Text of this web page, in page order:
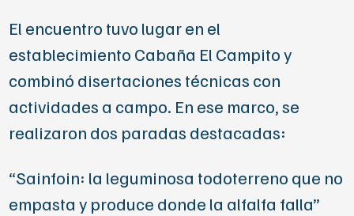
El encuentro tuvo lugar en el
establecimiento Cabaña El Campito y
combinó disertaciones técnicas con
actividades a campo. En ese marco, se
realizaron dos paradas destacadas:
“Sainfoin: la leguminosa todoterreno que no
empasta y produce donde la alfalfa falla”